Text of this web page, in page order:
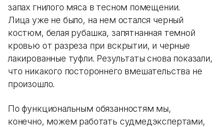
запах гнилого мяса в тесном помещении.
Лица уже не было, на нем остался черный
костюм, белая рубашка, запятнанная темной
кровью от разреза при вскрытии, и черные
лакированные туфли. Результаты снова показали,
что никакого постороннего вмешательства не
произошло.
По функциональным обязанностям мы,
конечно, можем работать судмедэкспертами,